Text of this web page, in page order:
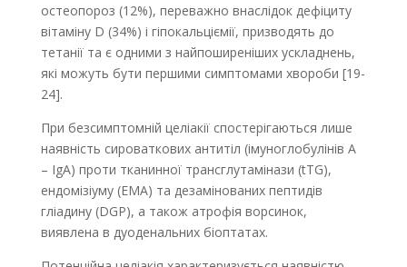
остеопороз (12%), переважно внаслідок дефіциту
вітаміну D (34%) і гіпокальціємії, призводять до
тетанії та є одними з найпоширеніших ускладнень,
які можуть бути першими симптомами хвороби [19-
24].
При безсимптомній целіакії спостерігаються лише
наявність сироваткових антитіл (імуноглобулінів А
– IgA) проти тканинної трансглутамінази (tTG),
ендомізіуму (EMA) та дезамінованих пептидів
гліадину (DGP), а також атрофія ворсинок,
виявлена в дуоденальних біоптатах.